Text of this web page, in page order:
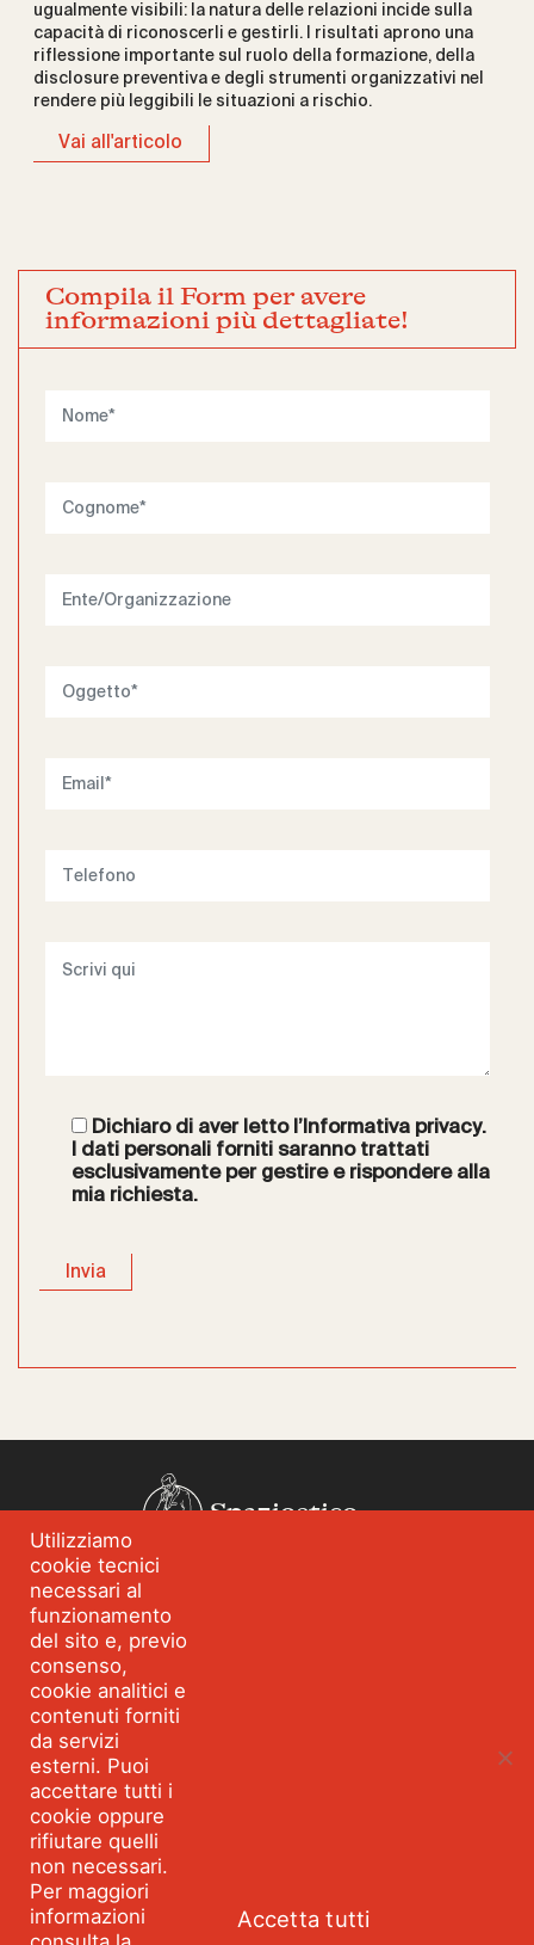
ugualmente visibili: la natura delle relazioni incide sulla
capacità di riconoscerli e gestirli. I risultati aprono una
riflessione importante sul ruolo della formazione, della
disclosure preventiva e degli strumenti organizzativi nel
rendere più leggibili le situazioni a rischio.
Vai all'articolo
Compila il Form per avere
informazioni più dettagliate!
Dichiaro di aver letto l’Informativa privacy.
I dati personali forniti saranno trattati
esclusivamente per gestire e rispondere alla
mia richiesta.
Spazioetico
Chi siamo
Blog
Servizi
Strumenti e percorsi
Parla con Spazioetico
Seguici: Facebook
©2026 SPAZIOETICO ASSOCIAZIONE PROFESSIONALE - Tutti
i diritti riservati Partita IVA 10495360967 VIA MONTEGANI 1
MILANO
Utilizziamo
cookie tecnici
necessari al
funzionamento
del sito e, previo
consenso,
cookie analitici e
contenuti forniti
da servizi
esterni. Puoi
accettare tutti i
cookie oppure
rifiutare quelli
non necessari.
Per maggiori
informazioni
Accetta tutti